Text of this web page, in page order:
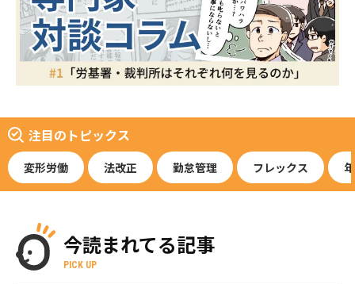
注目のトピックス
変形労働 法改正 勤怠管理 フレックス
今読まれてる記事
PICK UP